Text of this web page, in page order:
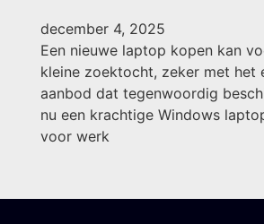
december 4, 2025
Een nieuwe laptop kopen kan
kleine zoektocht, zeker met het
aanbod dat tegenwoordig
nu een krachtige Windows
voor werk